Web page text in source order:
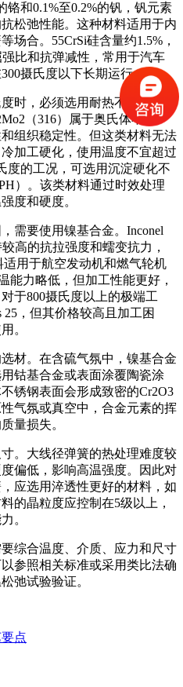
铬和0.1%至0.2%的钒，钒元素
松弛性能。这种材料适用于内
场合。55CrSi硅含量约1.5%，
比和抗弹减性，常用于汽车
摄氏度以下长期运行。
时，必须选用耐热不锈钢。
（316）属于奥氏体不锈
组织稳定性。但这类材料无法
加工硬化，使用温度不宜超过
度的工况，可选用沉淀硬化不
）。该类材料通过时效处理
度和硬度。
需要使用镍基合金。Inconel
高的抗拉强度和蠕变抗力，
用于航空发动机和燃气轮机
能力略低，但加工性能更好，
于800摄氏度以上的极端工
，但其价格较高且加工困
。
材。在含硫气氛中，镍基合金
钴基合金或表面涂覆陶瓷涂
锈钢表面会形成致密的Cr2O3
气氛或真空中，合金元素的挥
量损失。
。大线径弹簧的热处理难度较
偏低，影响高温强度。因此对
应选用淬透性更好的材料，如
的晶粒度应控制在5级以上，
。
综合温度、介质、应力和尺寸
参照相关标准或采用类比法确
弛试验验证。
点